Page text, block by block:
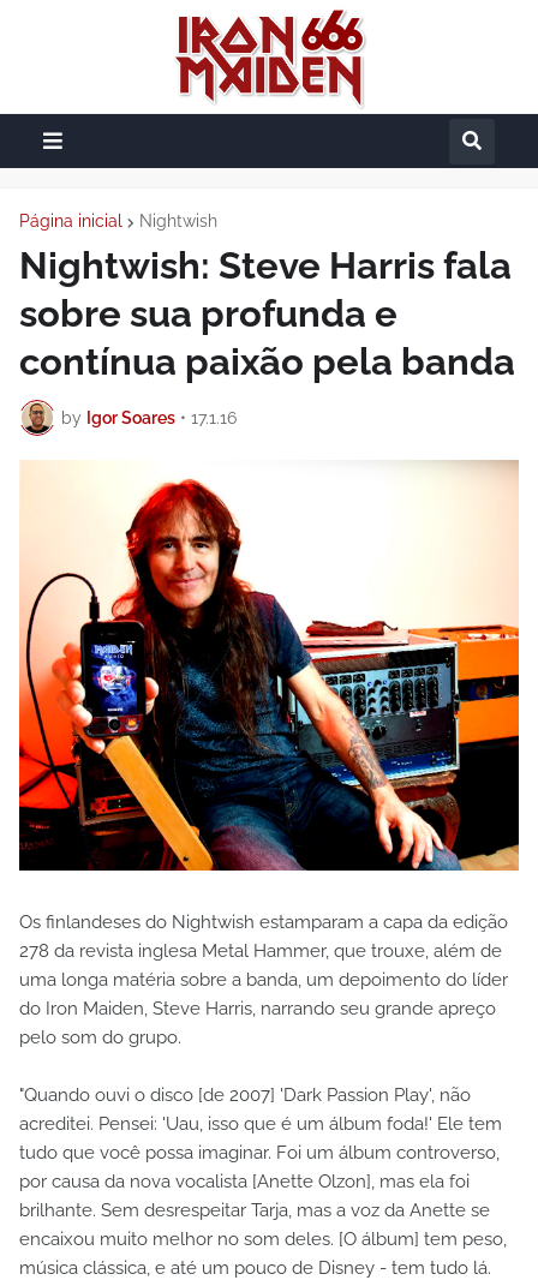
Página inicial Nightwish
Nightwish: Steve Harris fala
sobre sua profunda e
contínua paixão pela banda
by Igor Soares • 17.1.16
Os finlandeses do Nightwish estamparam a capa da edição
278 da revista inglesa Metal Hammer, que trouxe, além de
uma longa matéria sobre a banda, um depoimento do líder
do Iron Maiden, Steve Harris, narrando seu grande apreço
pelo som do grupo.
"Quando ouvi o disco [de 2007] 'Dark Passion Play', não
acreditei. Pensei: 'Uau, isso que é um álbum foda!' Ele tem
tudo que você possa imaginar. Foi um álbum controverso,
por causa da nova vocalista [Anette Olzon], mas ela foi
brilhante. Sem desrespeitar Tarja, mas a voz da Anette se
encaixou muito melhor no som deles. [O álbum] tem peso,
música clássica, e até um pouco de Disney - tem tudo lá.